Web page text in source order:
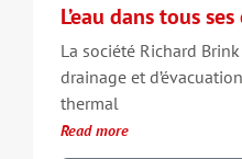
L’eau dans tous
La société Richard
drainage et
thermal
Read more